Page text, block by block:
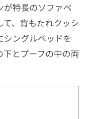
タル缶入り
オリジナル
が特長のソファベ
、背もたれクッシ
シングルベッドを
とプーフの中の両